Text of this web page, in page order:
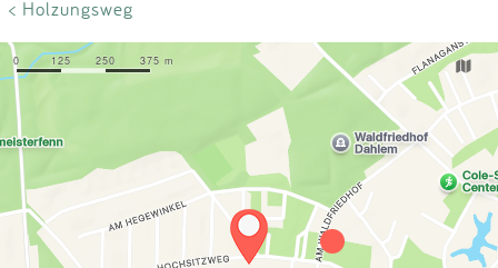
Eintragen
App
Blog
Partner
< Holzungsweg